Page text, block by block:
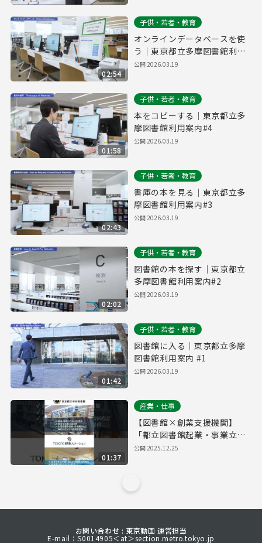
02:54
子供・若者・教育
オンラインデータベースを使
う｜東京都立多摩図書館利用
案内#5
公開2026.03.19
01:58
子供・若者・教育
本をコピーする｜東京都立多
摩図書館利用案内#4
公開2026.03.19
02:43
子供・若者・教育
書庫の本を見る｜東京都立多
摩図書館利用案内#3
公開2026.03.19
02:02
子供・若者・教育
図書館の本を探す｜東京都立
多摩図書館利用案内#2
公開2026.03.19
01:42
子供・若者・教育
図書館に入る｜東京都立多摩
図書館利用案内 #1
公開2026.03.19
01:37
産業・仕事
【図書館×創業支援機関】
「都立図書館起業・事業立案
ワークシート」でビジネスプ
公開2025.12.25
お問い合わせ : 東京動画 運営担当
E-mail：S0014905＜at＞section.metro.tokyo.jp